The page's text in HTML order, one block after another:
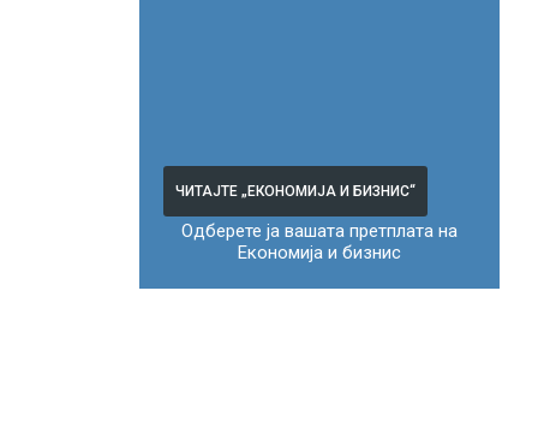
ЧИТАЈТЕ „ЕКОНОМИЈА И БИЗНИС“
Одберете ја вашата претплата на
Економија и бизнис